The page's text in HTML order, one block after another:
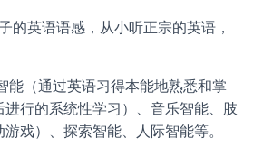
英语语感，从小听正宗的英语，
（通过英语习得本能地熟悉和掌
行的系统性学习）、音乐智能、肢
戏）、探索智能、人际智能等。